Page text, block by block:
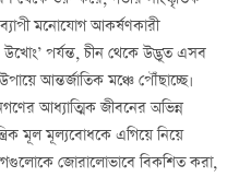
মনোযোগ আকর্ষণকারী
উখোং’ পর্যন্ত, চীন থেকে উদ্ভূত এসব
আন্তর্জাতিক মঞ্চে পৌঁছাচ্ছে।
আধ্যাত্মিক জীবনের অভিন্ন
মূল মূল্যবোধকে এগিয়ে নিয়ে
জোরালোভাবে বিকশিত করা,